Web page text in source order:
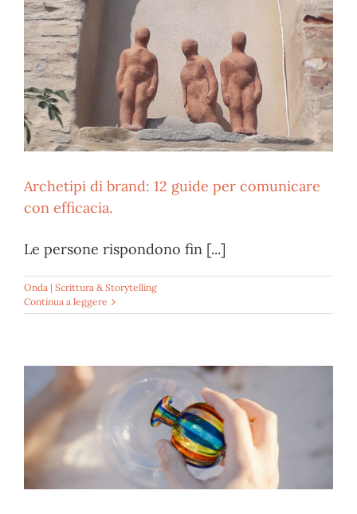
Archetipi di brand: 12 guide per comunicare
con efficacia.
Le persone rispondono fin [...]
Onda | Scrittura & Storytelling
Continua a leggere